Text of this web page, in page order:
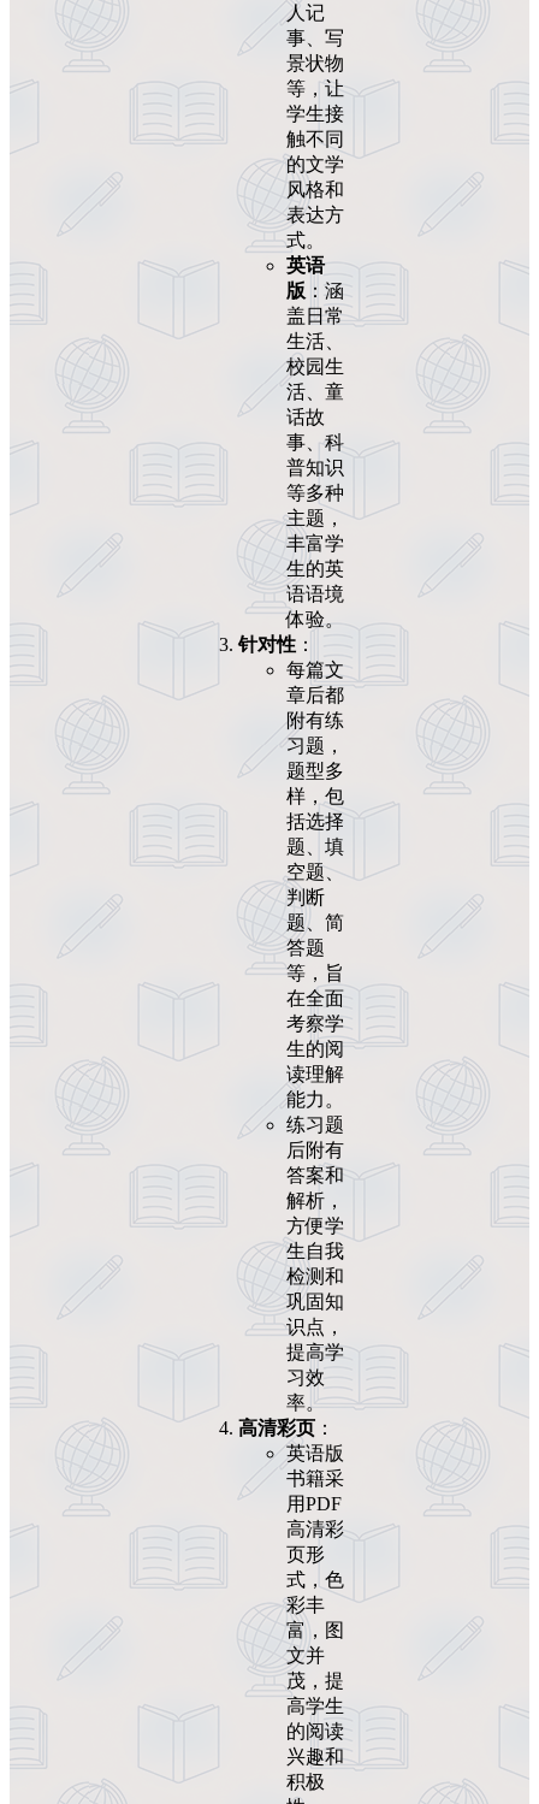
人记
事、写
景状物
等，让
学生接
触不同
的文学
风格和
表达方
式。
英语
版 ：涵
盖日常
生活、
校园生
活、童
话故
事、科
普知识
等多种
主题，
丰富学
生的英
语语境
体验。
针对性 ：
每篇文
章后都
附有练
习题，
题型多
样，包
括选择
题、填
空题、
判断
题、简
答题
等，旨
在全面
考察学
生的阅
读理解
能力。
练习题
后附有
答案和
解析，
方便学
生自我
检测和
巩固知
识点，
提高学
习效
率。
高清彩页 ：
英语版
书籍采
用PDF
高清彩
页形
式，色
彩丰
富，图
文并
茂，提
高学生
的阅读
兴趣和
积极